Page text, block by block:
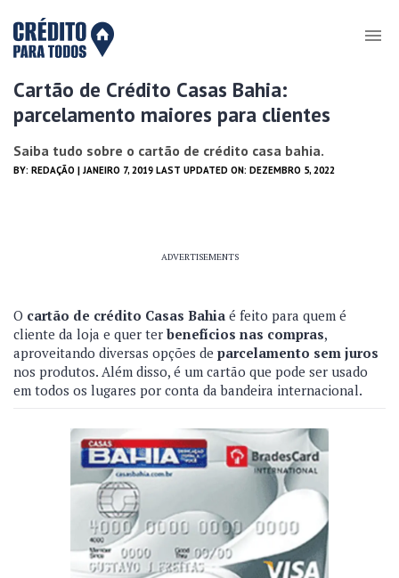
Cartão de Crédito Casas Bahia:
parcelamento maiores para clientes
Saiba tudo sobre o cartão de crédito casa bahia.
BY: REDAÇÃO | JANEIRO 7, 2019 LAST UPDATED ON: DEZEMBRO 5, 2022
ADVERTISEMENTS
O cartão de crédito Casas Bahia é feito para quem é
cliente da loja e quer ter benefícios nas compras,
aproveitando diversas opções de parcelamento sem juros
nos produtos. Além disso, é um cartão que pode ser usado
em todos os lugares por conta da bandeira internacional.